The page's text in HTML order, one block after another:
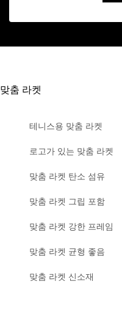
맞춤 라켓
테니스용 맞춤 라켓
로고가 있는 맞춤 라켓
맞춤 라켓 탄소 섬유
맞춤 라켓 그립 포함
맞춤 라켓 강한 프레임
맞춤 라켓 균형 좋음
맞춤 라켓 신소재